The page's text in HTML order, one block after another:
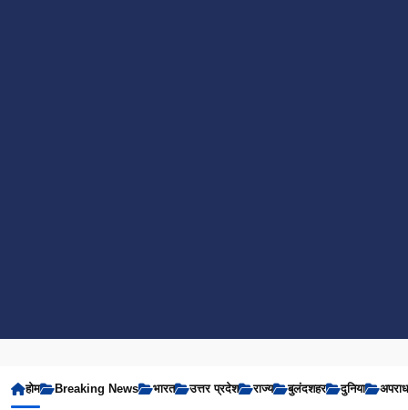
होम Breaking News भारत उत्तर प्रदेश राज्य बुलंदशहर दुनिया अपराध